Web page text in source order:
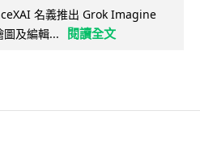
名義推出 Grok Imagine
及編輯...
閱讀全文